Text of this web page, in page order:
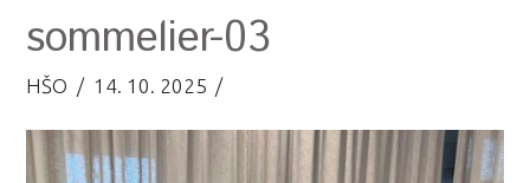
sommelier-03
HŠO 14. 10. 2025